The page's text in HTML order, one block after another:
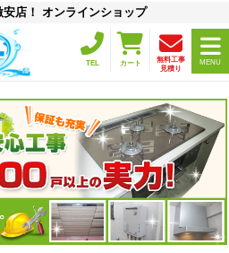
店！ オンラインショップ
TEL カート
無料工事
見積り
MENU